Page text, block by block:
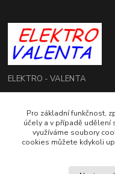
ELEKTRO - VALENTA
+420 774 207 980
Po - Pá: 8.00 - 16.00 hod.
Pro základní funkčnost,
účely a v případě udělení
využíváme soubory
cookies můžete kdykoli